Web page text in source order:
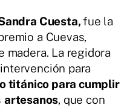
Cuesta,fue la
a Cuevas,
madera. La regidora
para
titánico para cumplir
artesanos, que con